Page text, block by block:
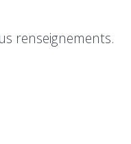
renseignements.